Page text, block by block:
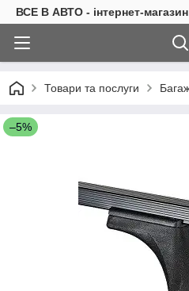
ВСЕ В АВТО - інтернет-
Товари та послуги
–5%